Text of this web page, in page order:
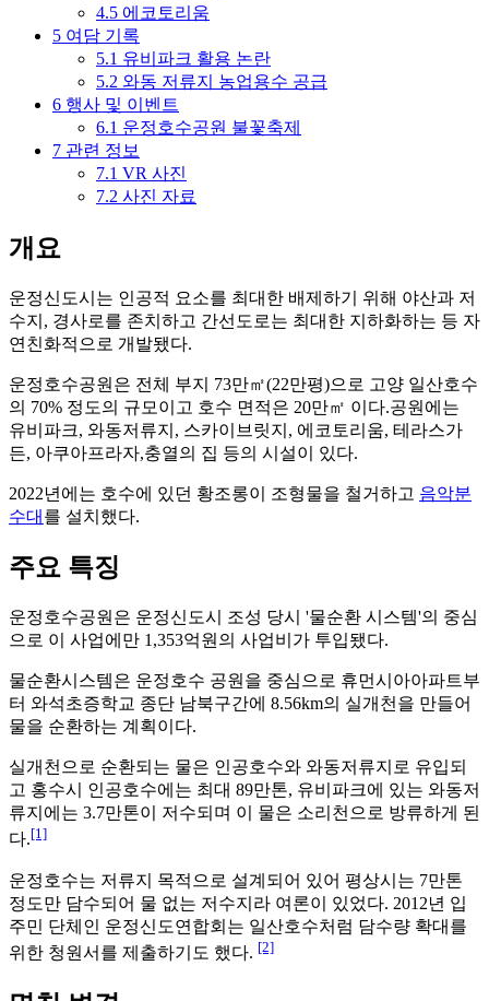
4.5 에코토리움
5 여담 기록
5.1 유비파크 활용 논란
5.2 와동 저류지 농업용수 공급
6 행사 및 이벤트
6.1 운정호수공원 불꽃축제
7 관련 정보
7.1 VR 사진
7.2 사진 자료
개요
운정신도시는 인공적 요소를 최대한 배제하기 위해 야산과 저
수지, 경사로를 존치하고 간선도로는 최대한 지하화하는 등 자
연친화적으로 개발됐다.
운정호수공원은 전체 부지 73만㎡(22만평)으로 고양 일산호수
의 70% 정도의 규모이고 호수 면적은 20만㎡ 이다.공원에는
유비파크, 와동저류지, 스카이브릿지, 에코토리움, 테라스가
든, 아쿠아프라자,충열의 집 등의 시설이 있다.
2022년에는 호수에 있던 황조롱이 조형물을 철거하고 음악분
수대 를 설치했다.
주요 특징
운정호수공원은 운정신도시 조성 당시 '물순환 시스템'의 중심
으로 이 사업에만 1,353억원의 사업비가 투입됐다.
물순환시스템은 운정호수 공원을 중심으로 휴먼시아아파트부
터 와석초증학교 종단 남북구간에 8.56km의 실개천을 만들어
물을 순환하는 계획이다.
실개천으로 순환되는 물은 인공호수와 와동저류지로 유입되
고 홍수시 인공호수에는 최대 89만톤, 유비파크에 있는 와동저
류지에는 3.7만톤이 저수되며 이 물은 소리천으로 방류하게 된
다.[1]
운정호수는 저류지 목적으로 설계되어 있어 평상시는 7만톤
정도만 담수되어 물 없는 저수지라 여론이 있었다. 2012년 입
주민 단체인 운정신도연합회는 일산호수처럼 담수량 확대를
위한 청원서를 제출하기도 했다. [2]